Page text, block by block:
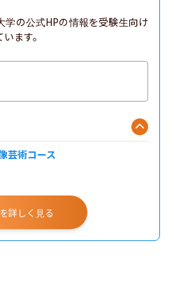
の公式HPの情報を受験生向け
ます。
芸術コース
詳しく見る